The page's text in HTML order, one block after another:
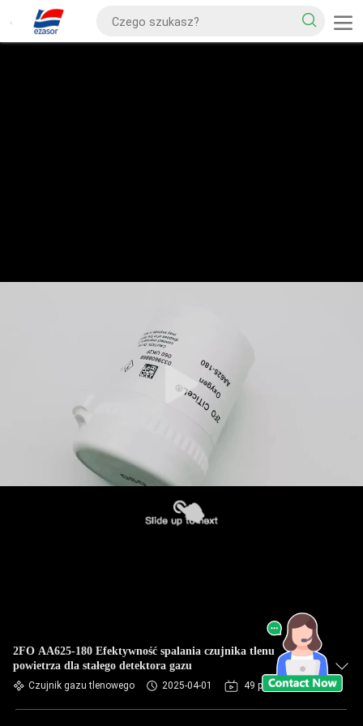
2FO AA625-180 Efektywność spalania czujnika tlenu
powietrza dla stałego detektora gazu
Czujnik gazu tlenowego 2025-04-01 49 poglądy